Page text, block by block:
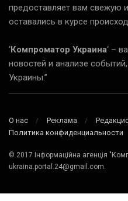
предоставляет вам свежую
оставались в курсе
‘Компроматор Украина‘ –
новостей и анализе
Украины.”
О нас Реклама
Политика конфиденциальности
© 2017 Інформаційна агенція
ukraina.portal.24@gmail.com.